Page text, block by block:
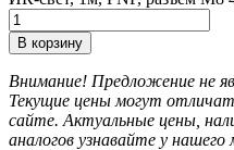
В корзину
Внимание! Предложение не
Текущие цены могут
сайте. Актуальные цены,
аналогов узнавайте у